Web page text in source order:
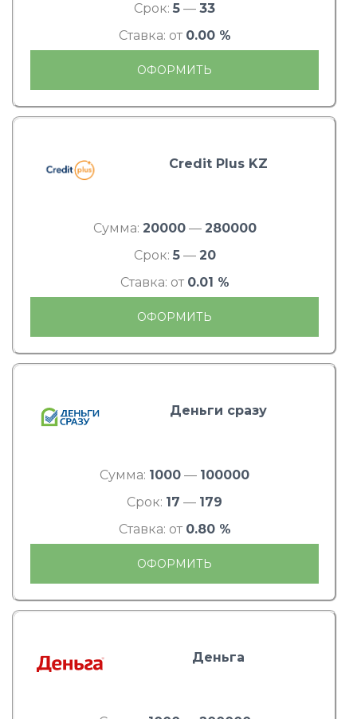
Срок: 5 — 33
Ставка: от 0.00 %
ОФОРМИТЬ
Credit Plus KZ
Сумма: 20000— 280000
Срок: 5— 20
Ставка: от 0.01 %
ОФОРМИТЬ
Деньги сразу
Сумма: 1000 — 100000
Срок: 17 — 179
Ставка: от 0.80 %
ОФОРМИТЬ
Деньга